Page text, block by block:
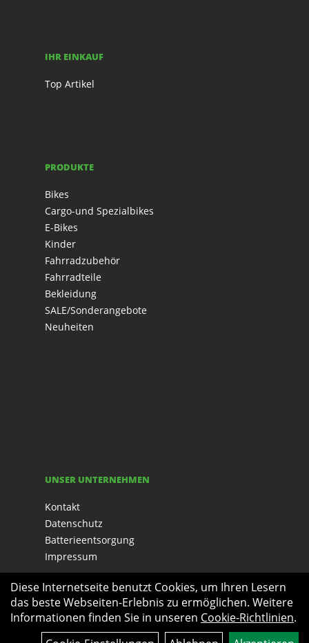
IHR EINKAUF
Top Artikel
PRODUKTE
Bikes
Cargo-und Spezialbikes
E-Bikes
Kinder
Fahrradzubehör
Fahrradteile
Bekleidung
SALE/Sonderangebote
Neuheiten
UNSER UNTERNEHMEN
Kontakt
Datenschutz
Batterieentsorgung
Impressum
Diese Internetseite benutzt Cookies, um Ihren Lesern
das beste Webseiten-Erlebnis zu ermöglichen. Weitere
Informationen finden Sie in unseren Cookie-Richtlinien.